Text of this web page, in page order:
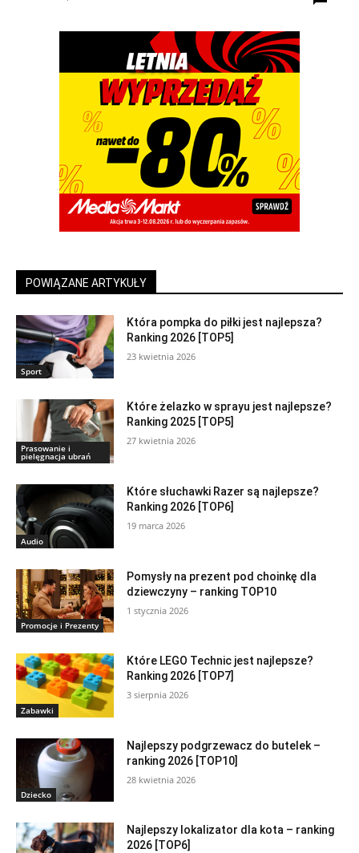
POWIĄZANE ARTYKUŁY
Sport
Która pompka do piłki jest najlepsza?
Ranking 2026 [TOP5]
23 kwietnia 2026
Prasowanie i
pielęgnacja ubrań
Które żelazko w sprayu jest najlepsze?
Ranking 2025 [TOP5]
27 kwietnia 2026
Audio
Które słuchawki Razer są najlepsze?
Ranking 2026 [TOP6]
19 marca 2026
Promocje i Prezenty
Pomysły na prezent pod choinkę dla
dziewczyny – ranking TOP10
1 stycznia 2026
Zabawki
Które LEGO Technic jest najlepsze?
Ranking 2026 [TOP7]
3 sierpnia 2026
Dziecko
Najlepszy podgrzewacz do butelek –
ranking 2026 [TOP10]
28 kwietnia 2026
Najlepszy lokalizator dla kota – ranking
2026 [TOP6]